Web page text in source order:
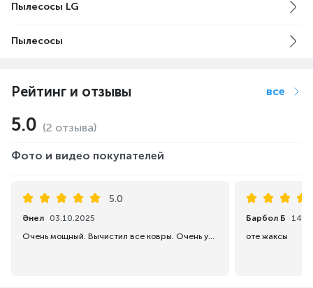
Пылесосы LG
Пылесосы
Рейтинг и отзывы все
5.0 (2 отзыва)
Фото и видео покупателей
5.0
Әнел 03.10.2025
Очень мощный. Вычистил все ковры. Очень удобный в использовании.
Барбол Б
оте жаксы